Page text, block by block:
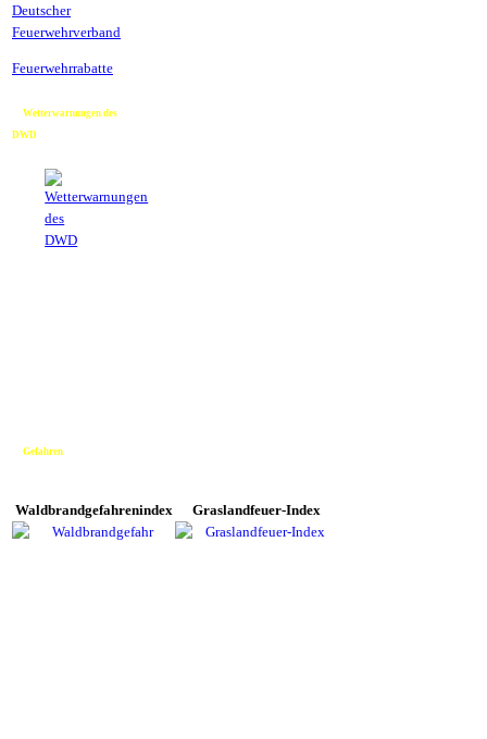
Deutscher
Feuerwehrverband
Feuerwehrrabatte
Wetterwarnungen des
DWD
Gefahren
Waldbrandgefahrenindex Graslandfeuer-Index